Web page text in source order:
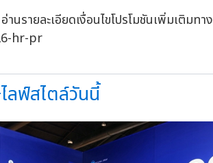
นรายละเอียดเงื่อนไขโปรโมชันเพิ่มเติมทาง
hr-pr
ลฟ์สไตล์วันนี้